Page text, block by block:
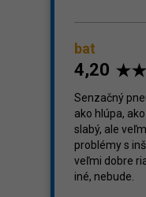
bat
4,20
Senzačný
ako hlúpa,
slabý, ale
problémy s
veľmi dobre
iné, nebude.